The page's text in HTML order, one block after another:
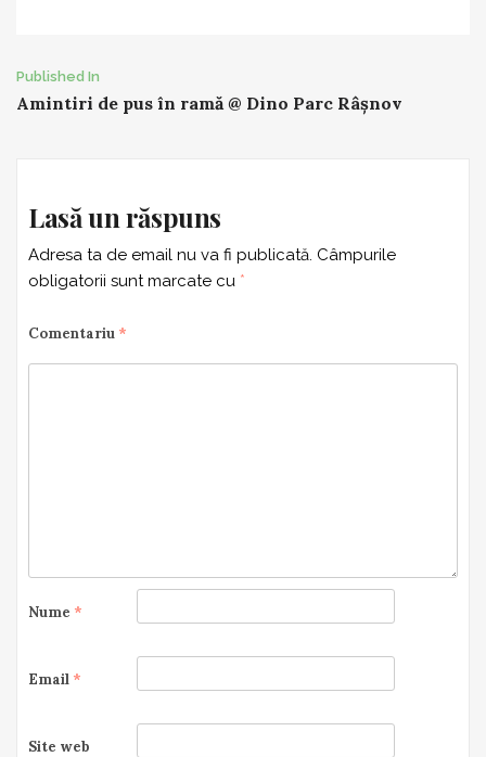
Post
navigation
Published In
Amintiri de pus în ramă @ Dino Parc Râșnov
Lasă un răspuns
Adresa ta de email nu va fi publicată. Câmpurile
obligatorii sunt marcate cu *
Comentariu *
Nume *
Email *
Site web